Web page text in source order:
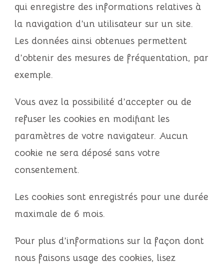
qui enregistre des informations relatives à
la navigation d’un utilisateur sur un site.
Les données ainsi obtenues permettent
d’obtenir des mesures de fréquentation, par
exemple.
Vous avez la possibilité d’accepter ou de
refuser les cookies en modifiant les
paramètres de votre navigateur. Aucun
cookie ne sera déposé sans votre
consentement.
Les cookies sont enregistrés pour une durée
maximale de 6 mois.
Pour plus d’informations sur la façon dont
nous faisons usage des cookies, lisez